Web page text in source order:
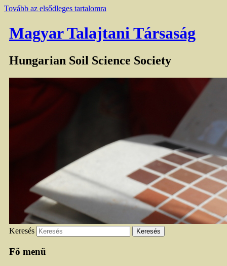
Tovább az elsődleges tartalomra
Magyar Talajtani Társaság
Hungarian Soil Science Society
Keresés
Fő menü